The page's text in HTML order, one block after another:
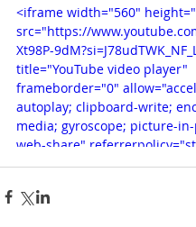
<iframe width="560"
src="https://
Xt98P-
title="YouTube video player"
frameborder="0"
autoplay; clipboard-write;
media; gyroscope; picture-
web-share"
when-cross-origin"